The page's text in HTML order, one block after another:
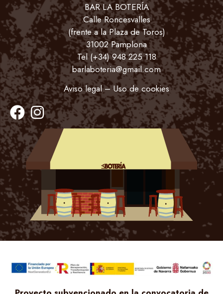
BAR LA BOTERÍA
Calle Roncesvalles
(frente a la Plaza de Toros)
31002 Pamplona
Tel (+34) 948 225 118
barlaboteria@gmail.com
Aviso legal–Uso de cookies